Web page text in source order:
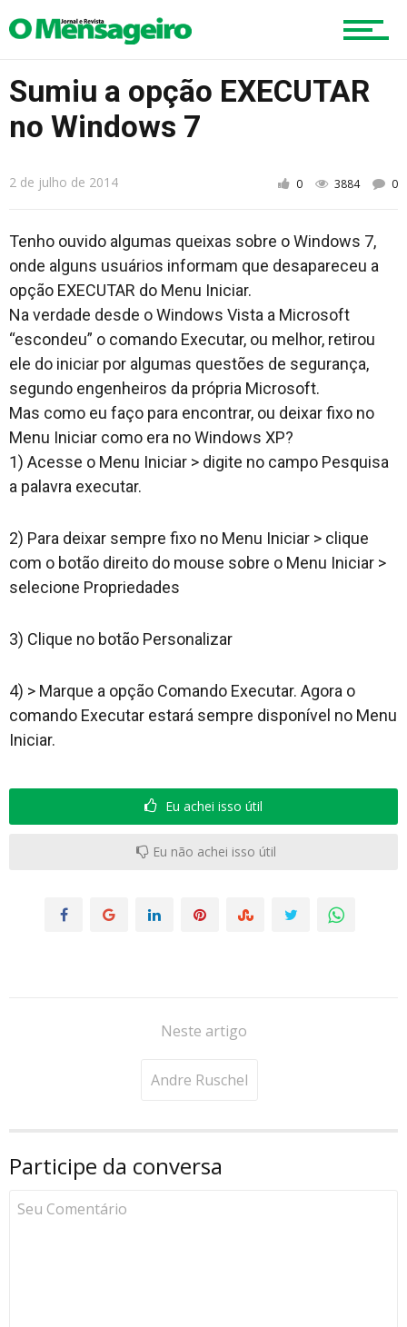
Esportes
Cultura
Turismo
Cidade
Meio Ambiente
Cotidiano
Sumiu a opção EXECUTAR
no Windows 7
2 de julho de 2014 0 3884 0
Tenho ouvido algumas queixas sobre o Windows 7,
onde alguns usuários informam que desapareceu a
opção EXECUTAR do Menu Iniciar.
Na verdade desde o Windows Vista a Microsoft
“escondeu” o comando Executar, ou melhor, retirou
ele do iniciar por algumas questões de segurança,
segundo engenheiros da própria Microsoft.
Mas como eu faço para encontrar, ou deixar fixo no
Menu Iniciar como era no Windows XP?
1) Acesse o Menu Iniciar > digite no campo Pesquisa
a palavra executar.
2) Para deixar sempre fixo no Menu Iniciar > clique
com o botão direito do mouse sobre o Menu Iniciar >
selecione Propriedades
3) Clique no botão Personalizar
4) > Marque a opção Comando Executar. Agora o
comando Executar estará sempre disponível no Menu
Iniciar.
Eu achei isso útil
Eu não achei isso útil
Neste artigo
Andre Ruschel
Participe da conversa